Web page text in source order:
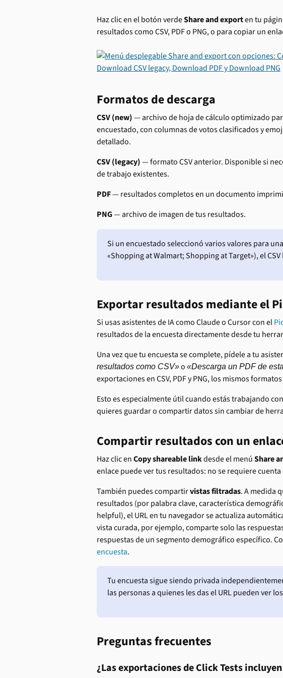
Haz clic en el botón verde Share and export en tu
resultados como CSV, PDF o PNG, o para copiar un
Formatos de descarga
CSV (new) — archivo de hoja de cálculo optimizado
encuestado, con columnas de votos clasificados y
detallado.
CSV (legacy) — formato CSV anterior. Disponible si
de trabajo existentes.
PDF — resultados completos en un documento
PNG — archivo de imagen de tus resultados.
Si un encuestado seleccionó varios valores para
«Shopping at Walmart; Shopping at Target»), el
Exportar resultados mediante el
Si usas asistentes de IA como Claude o Cursor con el
resultados de la encuesta directamente desde tu
Una vez que tu encuesta se complete, pídele a tu
resultados como CSV» o «Descarga un PDF de
exportaciones en CSV, PDF y PNG, los mismos
Esto es especialmente útil cuando estás trabajando
quieres guardar o compartir datos sin cambiar de
Compartir resultados con un
Haz clic en Copy shareable link desde el menú Share
enlace puede ver tus resultados: no se requiere cuenta
También puedes compartir vistas filtradas. A medida
resultados (por palabra clave, característica
helpful), el URL en tu navegador se actualiza
vista curada, por ejemplo, comparte solo las
respuestas de un segmento demográfico específico.
encuesta.
Tu encuesta sigue siendo privada
las personas a quienes les das el URL pueden ver
Preguntas frecuentes
¿Las exportaciones de Click Tests